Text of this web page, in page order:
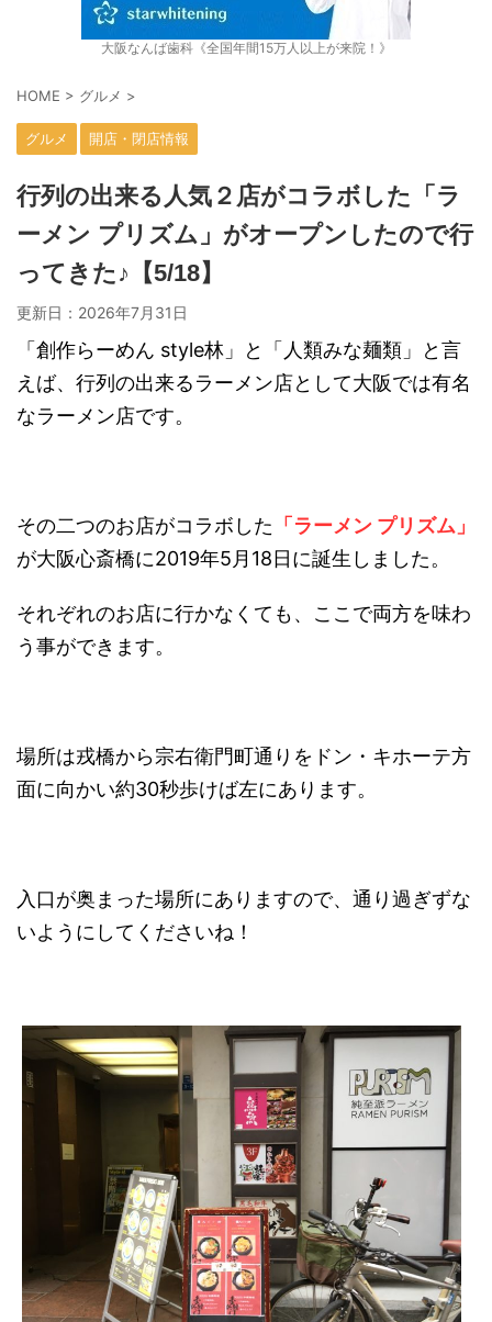
大阪なんば歯科《全国年間15万人以上が来院！》
HOME > グルメ >
グルメ 開店・閉店情報
行列の出来る人気２店がコラボした「ラ
ーメン プリズム」がオープンしたので行
ってきた♪【5/18】
更新日： 2026年7月31日
「創作らーめん style林」と「人類みな麺類」と言
えば、行列の出来るラーメン店として大阪では有名
なラーメン店です。
その二つのお店がコラボした 「ラーメン プリズム」
が大阪心斎橋に2019年5月18日に誕生しました。
それぞれのお店に行かなくても、ここで両方を味わ
う事ができます。
場所は戎橋から宗右衛門町通りをドン・キホーテ方
面に向かい約30秒歩けば左にあります。
入口が奥まった場所にありますので、通り過ぎずな
いようにしてくださいね！